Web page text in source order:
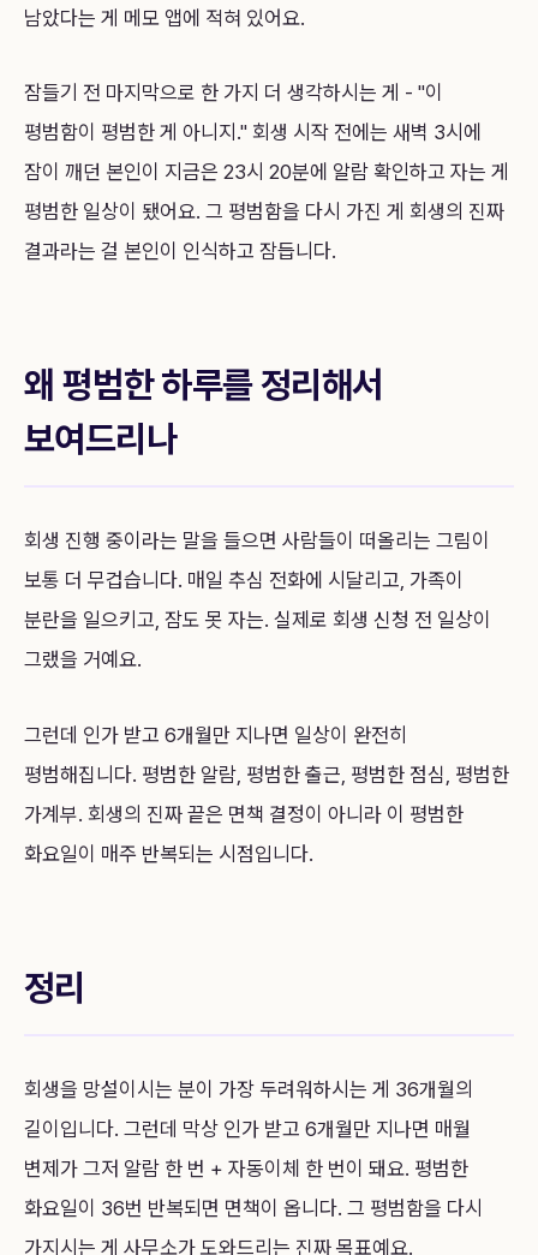
남았다는 게 메모 앱에 적혀 있어요.
잠들기 전 마지막으로 한 가지 더 생각하시는 게 - "이
평범함이 평범한 게 아니지." 회생 시작 전에는 새벽 3시에
잠이 깨던 본인이 지금은 23시 20분에 알람 확인하고 자는 게
평범한 일상이 됐어요. 그 평범함을 다시 가진 게 회생의 진짜
결과라는 걸 본인이 인식하고 잠듭니다.
왜 평범한 하루를 정리해서
보여드리나
회생 진행 중이라는 말을 들으면 사람들이 떠올리는 그림이
보통 더 무겁습니다. 매일 추심 전화에 시달리고, 가족이
분란을 일으키고, 잠도 못 자는. 실제로 회생 신청 전 일상이
그랬을 거예요.
그런데 인가 받고 6개월만 지나면 일상이 완전히
평범해집니다. 평범한 알람, 평범한 출근, 평범한 점심, 평범한
가계부. 회생의 진짜 끝은 면책 결정이 아니라 이 평범한
화요일이 매주 반복되는 시점입니다.
정리
회생을 망설이시는 분이 가장 두려워하시는 게 36개월의
길이입니다. 그런데 막상 인가 받고 6개월만 지나면 매월
변제가 그저 알람 한 번 + 자동이체 한 번이 돼요. 평범한
화요일이 36번 반복되면 면책이 옵니다. 그 평범함을 다시
가지시는 게 사무소가 도와드리는 진짜 목표예요.